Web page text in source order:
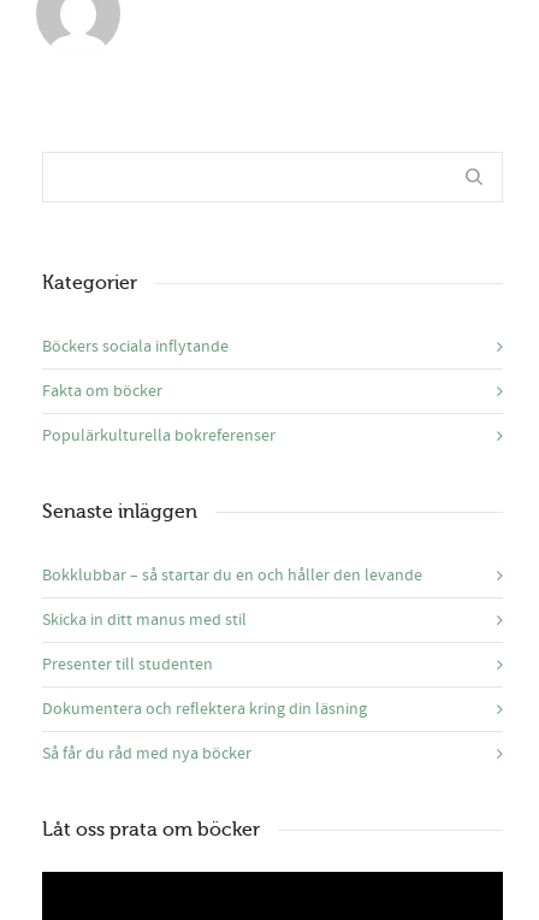
Kategorier
Böckers sociala inflytande
Fakta om böcker
Populärkulturella bokreferenser
Senaste inläggen
Bokklubbar – så startar du en och håller den levande
Skicka in ditt manus med stil
Presenter till studenten
Dokumentera och reflektera kring din läsning
Så får du råd med nya böcker
Låt oss prata om böcker